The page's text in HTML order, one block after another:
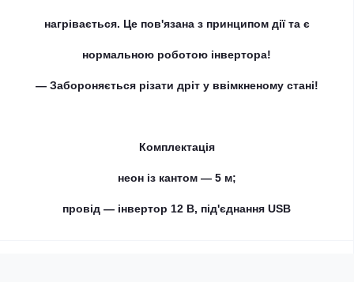
нагрівається. Це пов'язана з принципом дії та є
нормальною роботою інвертора!
— Забороняється різати дріт у ввімкненому стані!
Комплектація
неон із кантом — 5 м;
провід — інвертор 12 В, під'єднання USB